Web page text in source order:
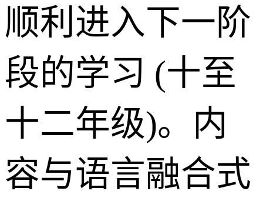
顺利进入下一阶
段的学习 (十至
十二年级)。内
容与语言融合式